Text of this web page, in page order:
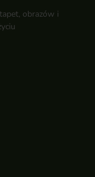
obrazów i